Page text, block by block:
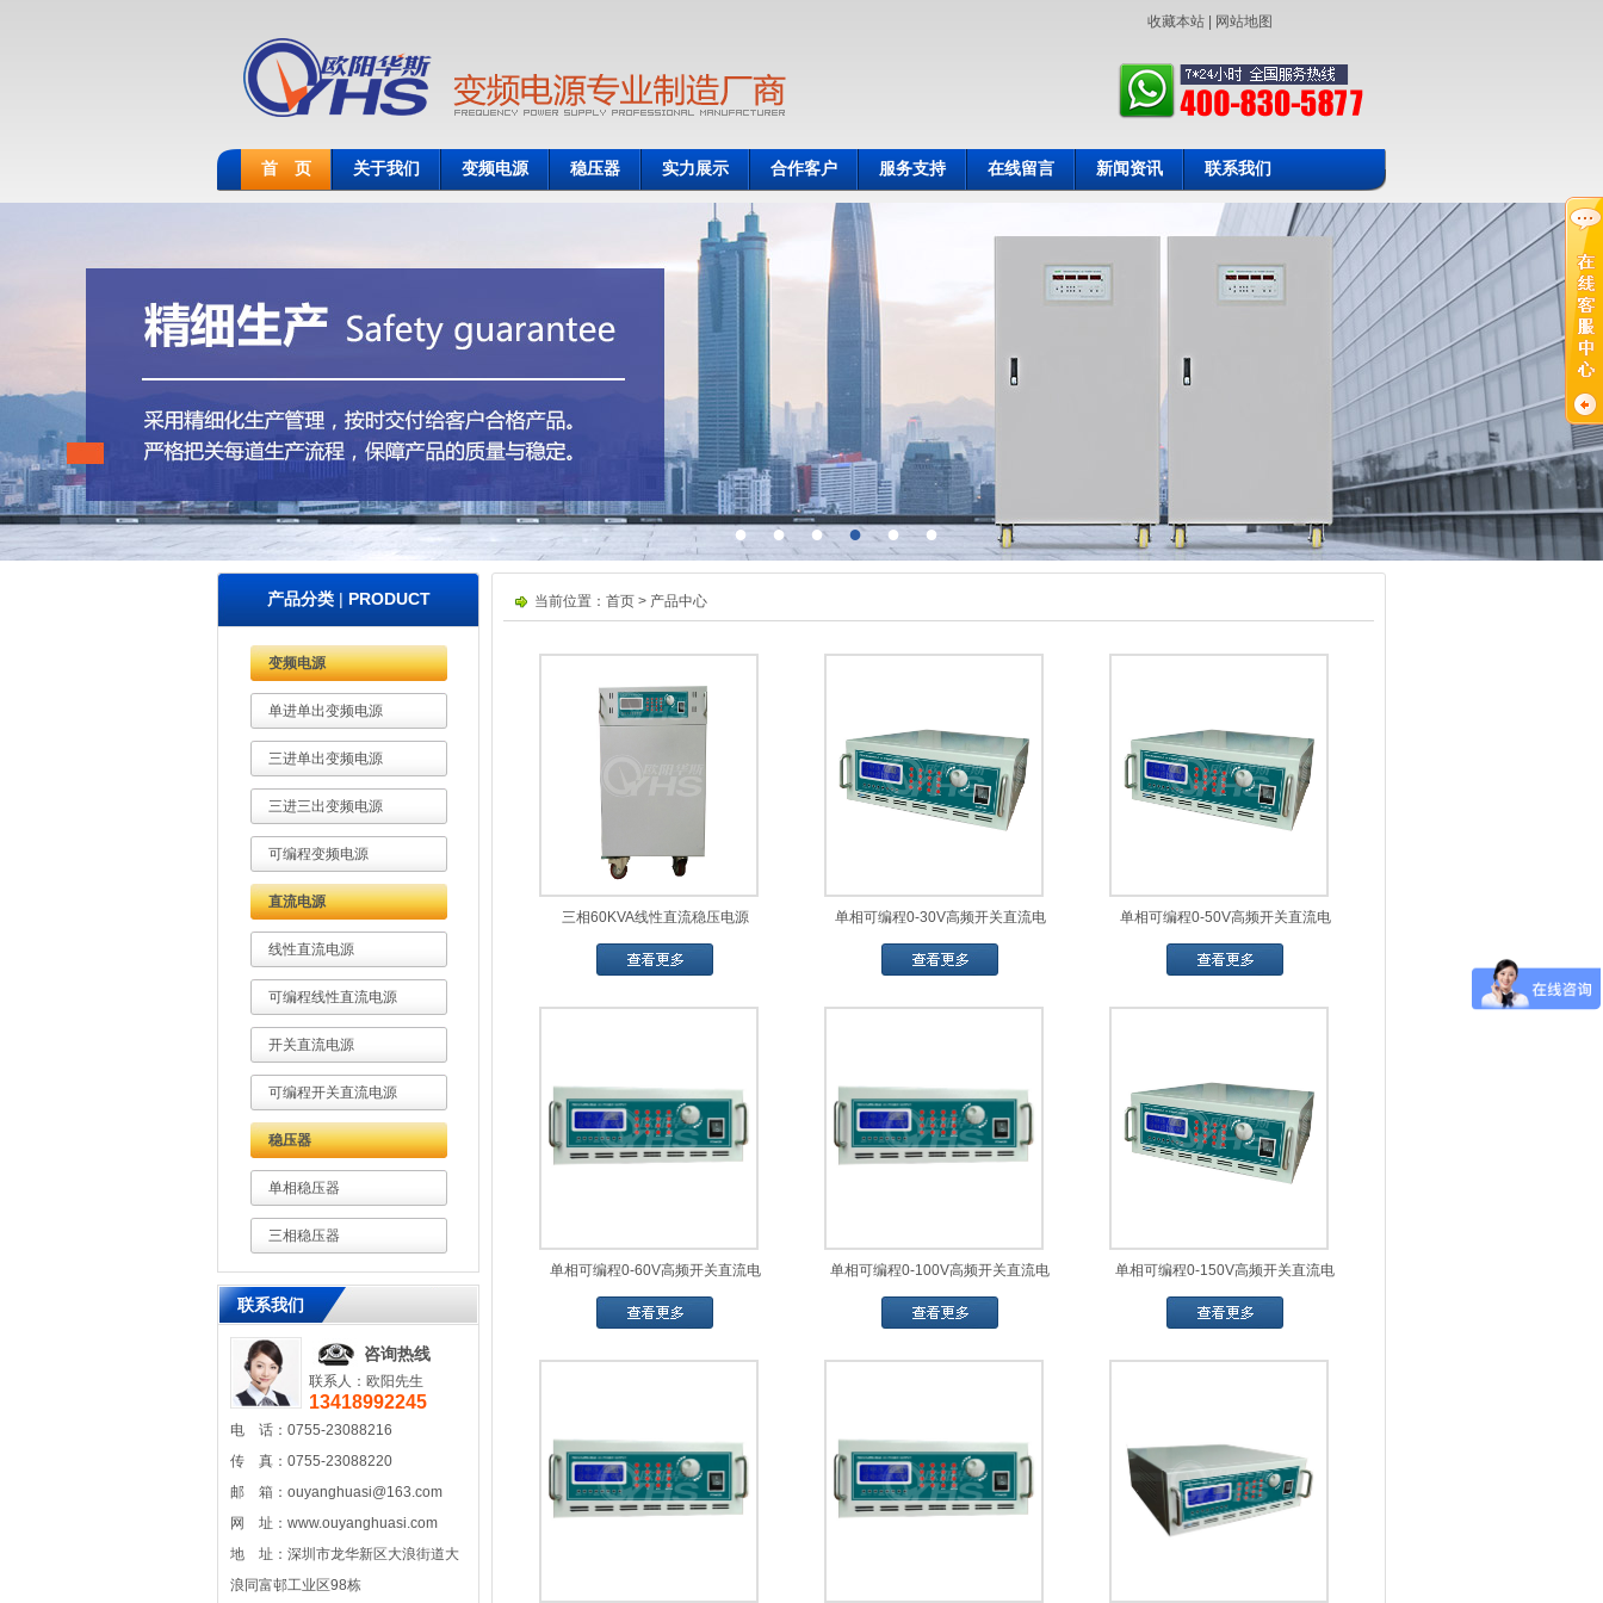
收藏本站 网站地图
首 页 关于我们 变频电源 稳压器 实力展示 合作客户 服务支持 在线留言 新闻资讯 联系我们
● ● ● ● ● ●
产品分类| PRODUCT
变频电源
单进单出变频电源
三进单出变频电源
三进三出变频电源
可编程变频电源
直流电源
线性直流电源
可编程线性直流电源
开关直流电源
可编程开关直流电源
稳压器
单相稳压器
三相稳压器
联系我们
咨询热线
联系人：欧阳先生
13418992245
电 话：0755-23088216
传 真：0755-23088220
邮 箱： ouyanghuasi@163.com
网 址： www.ouyanghuasi.com
地 址：深圳市龙华新区大浪街道大
浪同富邨工业区98栋
当前位置： 首页 > 产品中心
三相60KVA线性直流稳压电源
单相可编程0-30V高频开关直流电
源
单相可编程0-50V高频开关直流电
源
单相可编程0-60V高频开关直流电
源
单相可编程0-100V高频开关直流电
源
单相可编程0-150V高频开关直流电
源